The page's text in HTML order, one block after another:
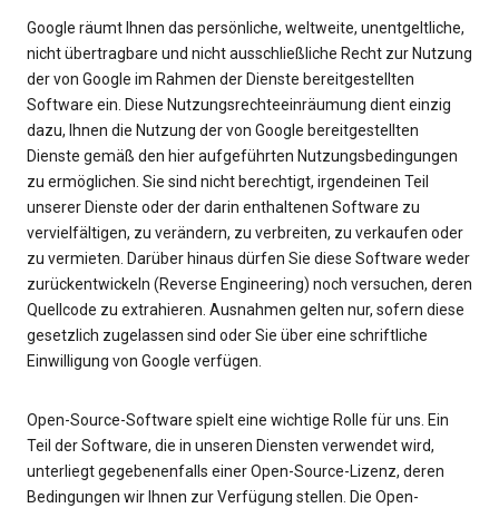
Google räumt Ihnen das persönliche, weltweite, unentgeltliche,
nicht übertragbare und nicht ausschließliche Recht zur Nutzung
der von Google im Rahmen der Dienste bereitgestellten
Software ein. Diese Nutzungsrechteeinräumung dient einzig
dazu, Ihnen die Nutzung der von Google bereitgestellten
Dienste gemäß den hier aufgeführten Nutzungsbedingungen
zu ermöglichen. Sie sind nicht berechtigt, irgendeinen Teil
unserer Dienste oder der darin enthaltenen Software zu
vervielfältigen, zu verändern, zu verbreiten, zu verkaufen oder
zu vermieten. Darüber hinaus dürfen Sie diese Software weder
zurückentwickeln (Reverse Engineering) noch versuchen, deren
Quellcode zu extrahieren. Ausnahmen gelten nur, sofern diese
gesetzlich zugelassen sind oder Sie über eine schriftliche
Einwilligung von Google verfügen.
Open-Source-Software spielt eine wichtige Rolle für uns. Ein
Teil der Software, die in unseren Diensten verwendet wird,
unterliegt gegebenenfalls einer Open-Source-Lizenz, deren
Bedingungen wir Ihnen zur Verfügung stellen. Die Open-